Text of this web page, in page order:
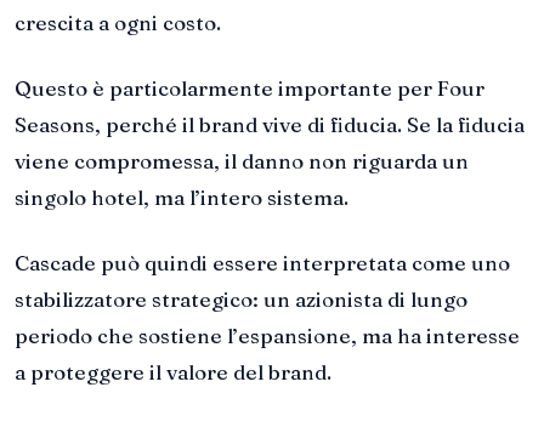
crescita a ogni costo.
Questo è particolarmente importante per Four
Seasons, perché il brand vive di fiducia. Se la fiducia
viene compromessa, il danno non riguarda un
singolo hotel, ma l’intero sistema.
Cascade può quindi essere interpretata come uno
stabilizzatore strategico: un azionista di lungo
periodo che sostiene l’espansione, ma ha interesse
a proteggere il valore del brand.